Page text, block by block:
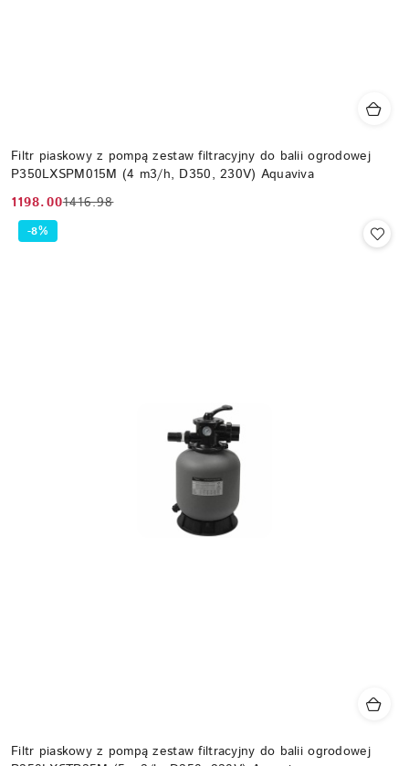
Filtr piaskowy z pompą zestaw filtracyjny do balii ogrodowej
P350LXSPM015M (4 m3/h, D350, 230V) Aquaviva
Cena
promocyjna:
1198.00
Cena
przed
1416.98
Filtr piaskowy z pompą zestaw filtracyjny do balii ogrodowej
-8%